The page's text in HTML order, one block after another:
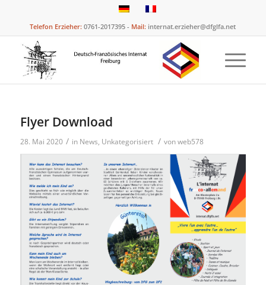
Telefon Erzieher: 0761-2017395 - Mail: internat.erzieher@dfglfa.net
Flyer Download
28. Mai 2020 / in News, Unkategorisiert / vonweb578